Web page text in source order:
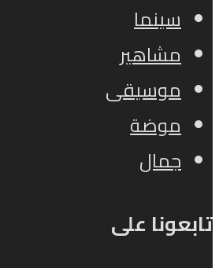
سينما
مشاهير
موسيقى
موضة
جمال
تابعونا على